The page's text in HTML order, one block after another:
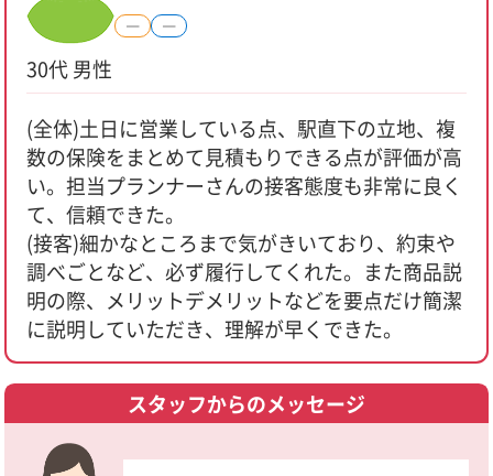
30代 男性
― ―
(全体)土日に営業している点、駅直下の立地、複
数の保険をまとめて見積もりできる点が評価が高
い。担当プランナーさんの接客態度も非常に良く
て、信頼できた。
(接客)細かなところまで気がきいており、約束や
調べごとなど、必ず履行してくれた。また商品説
明の際、メリットデメリットなどを要点だけ簡潔
に説明していただき、理解が早くできた。
スタッフからのメッセージ